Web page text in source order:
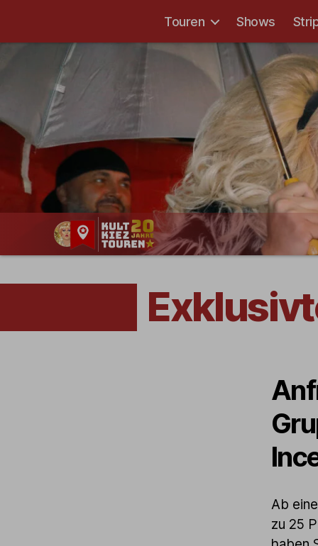
Touren Shows
Kult-
Ab
zu 25